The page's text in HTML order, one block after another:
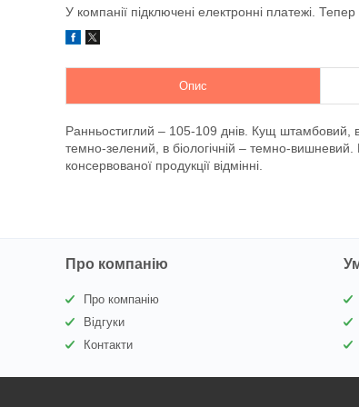
У компанії підключені електронні платежі.
Опис
Ранньостиглий – 105-109 днів. Кущ штамбовий,
темно-зелений, в біологічній – темно-
консервованої продукції відмінні.
Про компанію
Про компанію
Відгуки
Контакти